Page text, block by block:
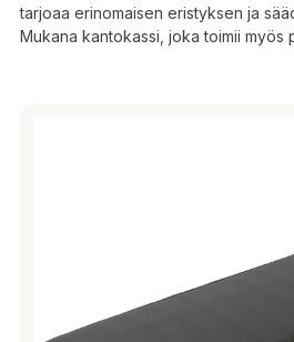
tarjoaa erinomaisen eristyksen ja
Mukana kantokassi, joka toimii myös